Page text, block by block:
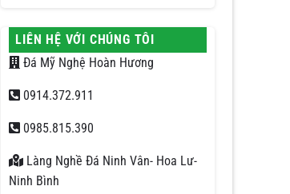
LIÊN HỆ VỚI CHÚNG TÔI
Đá Mỹ Nghệ Hoàn Hương
0914.372.911
0985.815.390
Làng Nghề Đá Ninh Vân- Hoa Lư-
Ninh Bình